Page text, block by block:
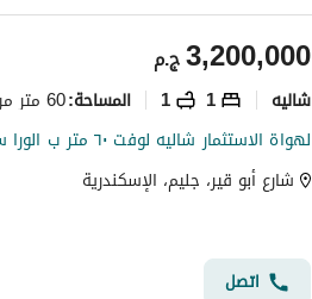
ج.م3,200,000
شاليه 1
1 المساحة:60 متر مربع
شارع أبو قير، جليم، الإسكندرية
اتصل